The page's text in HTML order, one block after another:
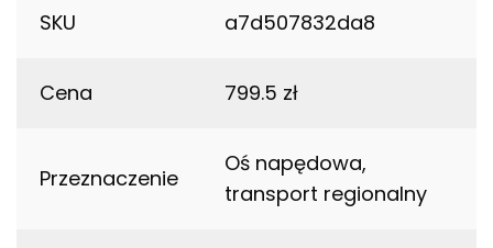
SKU a7d507832da8
Cena 799.5 zł
Przeznaczenie
Oś napędowa,
transport regionalny